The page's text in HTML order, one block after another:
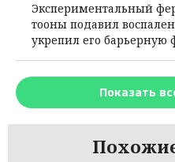
Экспериментальный
тооны подавил
укрепил его барьерную
Показать